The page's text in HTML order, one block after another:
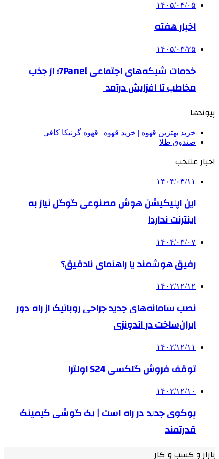
۱۴۰۵/۰۴/۰۵
اخبار هفته
۱۴۰۵/۰۳/۲۵
خدمات شبکه‌های اجتماعی 7Panel؛ از جذب
مخاطب تا افزایش درآمد
پیوندها
خرید بهترین قهوه | خرید قهوه | قهوه گرنیکا کافی
صندوق طلا
اخبار منتخب
۱۴۰۴/۰۳/۱۱
این اپلیکیشن هوش مصنوعی گوگل نیاز به
اینترنت ندارد!
۱۴۰۴/۰۳/۰۷
رفیق هوشمند یا راهنمای نادقیق؟
۱۴۰۲/۱۲/۱۲
نصب سامانه‌های جدید جراحی روباتیک از راه دور
ایران‌ساخت در اندونزی
۱۴۰۲/۱۲/۱۱
توقف فروش گلکسی S24 اولترا
۱۴۰۲/۱۲/۱۰
پوکوی جدید در راه است | یک گوشی گیمینگ
قدرتمند
بازار و کسب و کار